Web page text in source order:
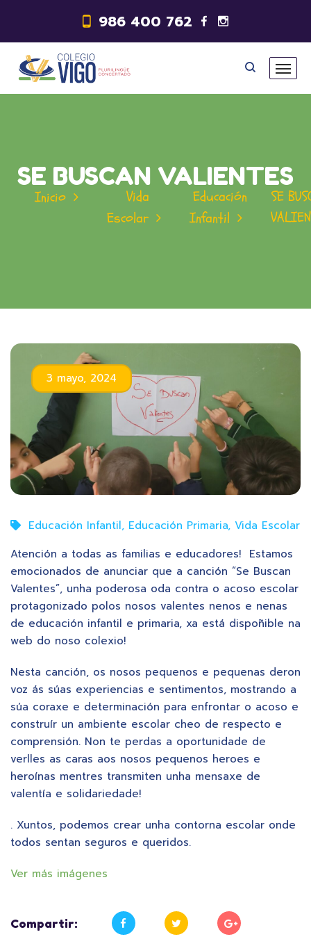
986 400 762
SE BUSCAN VALIENTES
Inicio
Vida
Escolar
Educación
Infantil
SE
3 mayo, 2024
Educación Infantil, Educación Primaria, Vida Escolar
Atención a todas as familias e educadores! Estamos
emocionados de anunciar que a canción “Se Buscan
Valentes”, unha poderosa oda contra o acoso escolar
protagonizado polos nosos valentes nenos e nenas
de educación infantil e primaria, xa está dispoñible na
web do noso colexio!
Nesta canción, os nosos pequenos e pequenas deron
voz ás súas experiencias e sentimentos, mostrando a
súa coraxe e determinación para enfrontar o acoso e
construír un ambiente escolar cheo de respecto e
comprensión. Non te perdas a oportunidade de
verlles as caras aos nosos pequenos heroes e
heroínas mentres transmiten unha mensaxe de
valentía e solidariedade!
. Xuntos, podemos crear unha contorna escolar onde
todos sentan seguros e queridos.
Ver más imágenes
Compartir: